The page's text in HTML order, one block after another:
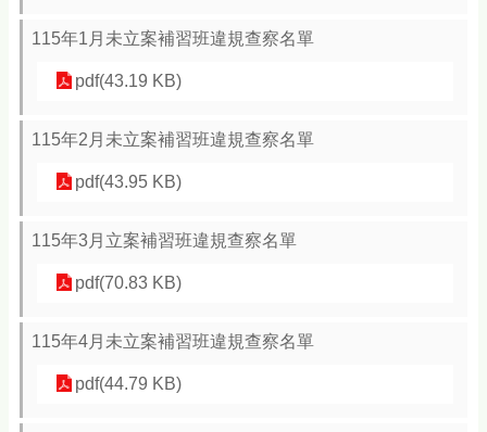
115年1月未立案補習班違規查察名單
pdf(43.19 KB)
115年2月未立案補習班違規查察名單
pdf(43.95 KB)
115年3月立案補習班違規查察名單
pdf(70.83 KB)
115年4月未立案補習班違規查察名單
pdf(44.79 KB)